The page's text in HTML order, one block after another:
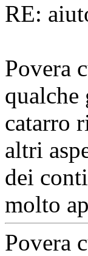
RE:
Povera
qualche
catarro
altri
dei
molto
Povera